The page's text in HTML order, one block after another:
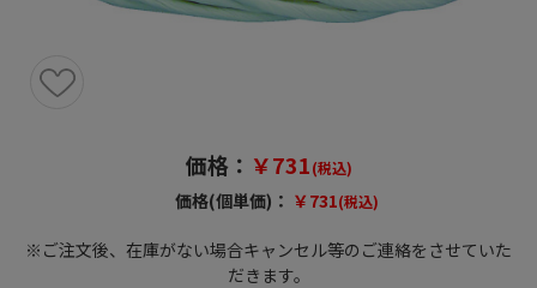
価格： ￥731(税込)
価格(個単価)： ￥731(税込)
※ご注文後、在庫がない場合キャンセル等のご連絡をさせていた
だきます。